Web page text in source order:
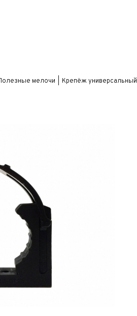
мелочи Крепёж универсальный